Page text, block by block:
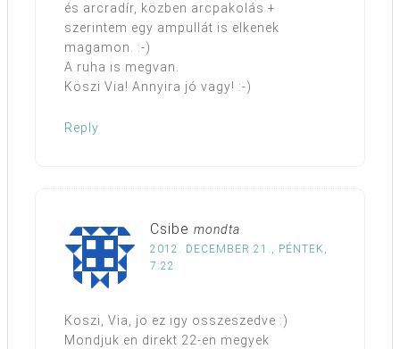
és arcradír, közben arcpakolás +
szerintem egy ampullát is elkenek
magamon. :-)
A ruha is megvan.
Köszi Via! Annyira jó vagy! :-)
Reply
Csibe mondta
2012. DECEMBER 21., PÉNTEK,
7:22
Koszi, Via, jo ez igy osszeszedve :)
Mondjuk en direkt 22-en megyek